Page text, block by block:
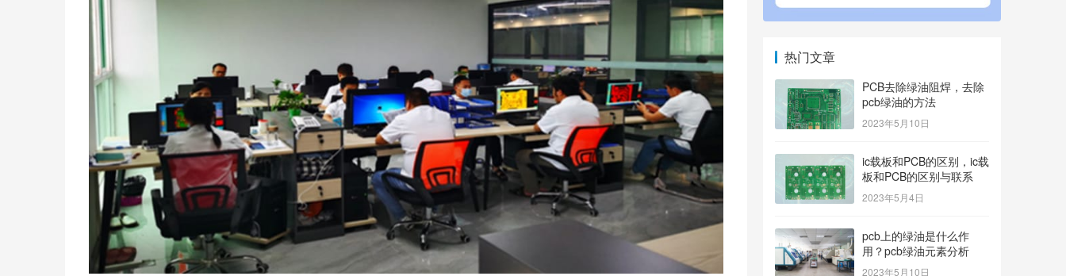
热门文章
PCB去除绿油阻焊，去除
pcb绿油的方法
2023年5月10日
ic载板和PCB的区别，ic载
板和PCB的区别与联系
2023年5月4日
pcb上的绿油是什么作
用？pcb绿油元素分析
2023年5月10日